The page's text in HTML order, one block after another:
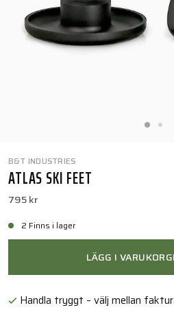
B&T INDUSTRIES
ATLAS SKI FEET
795 kr
2 Finns i lager
LÄGG I
Handla tryggt – välj mellan